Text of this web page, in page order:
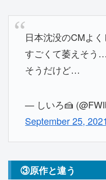
日本沈没のCMよ
すごくて萎えそう
そうだけど…
— しいろ🍰
September 25, 2021
③原作と違う